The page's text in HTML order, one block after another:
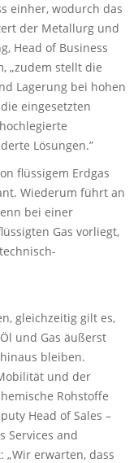
einher, wodurch das
der Metallurg und
Head of Business
„zudem stellt die
Lagerung bei hohen
eingesetzten
Lösungen.”
flüssigem Erdgas
Wiederum führt an
bei einer
Gas vorliegt,
gleichzeitig gilt es,
und Gas äußerst
bleiben.
und der
Rohstoffe
Head of Sales –
Services and
„Wir erwarten, dass